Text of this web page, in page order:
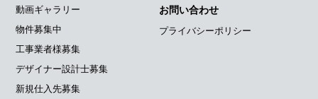
動画ギャラリー
物件募集中
工事業者様募集
デザイナー設計士募集
新規仕入先募集
お問い合わせ
プライバシーポリシー